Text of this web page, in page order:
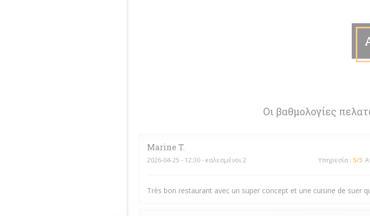
Οι βαθμολογίες
Marine T
2026-04-25 - 12:30 - καλεσμένοι 2 Υπηρεσία: 5/5
Très bon restaurant avec un super concept et une cuisine de suer